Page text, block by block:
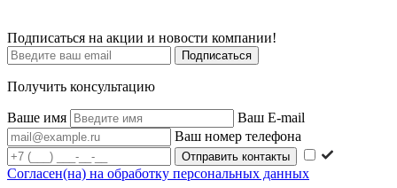
Подписаться на акции и новости компании!
Подписаться
Получить консультацию
Ваше имя
Ваш E-mail
Ваш номер телефона
Согласен(на) на обработку персональных данных